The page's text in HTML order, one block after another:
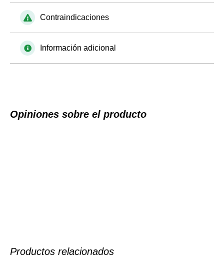
Contraindicaciones
Información adicional
Opiniones sobre el producto
Productos relacionados